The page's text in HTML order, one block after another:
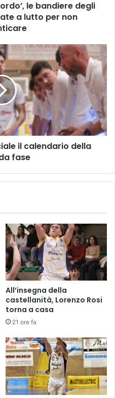
le bandiere degli
a lutto per non
il calendario della
fase
All’insegna della
castellanità, Lorenzo Rosi
torna a casa
21 ore fa